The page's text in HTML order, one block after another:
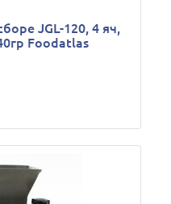
JGL-120, 4 яч,
Foodatlas